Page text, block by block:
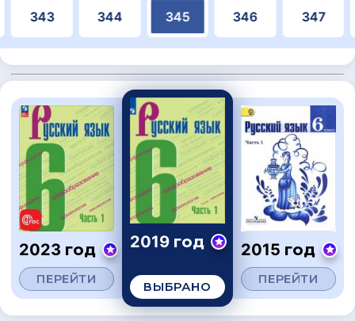
343 344 345 346 347
2023 год
ПЕРЕЙТИ
2019 год
ВЫБРАНО
2015 год
ПЕРЕЙТИ